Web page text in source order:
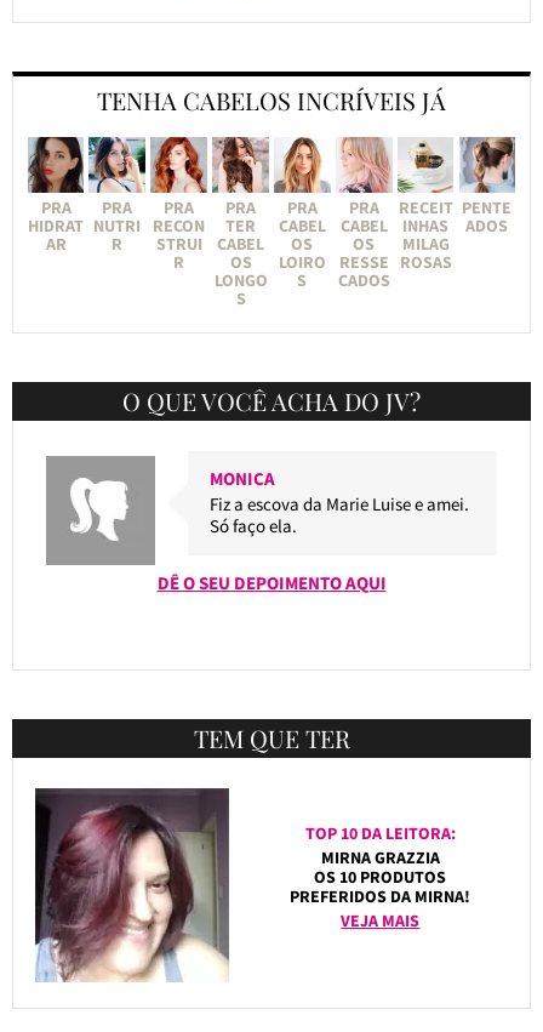
TENHA CABELOS INCRÍVEIS JÁ
PRA
HIDRAT
AR
PRA
NUTRI
R
PRA
RECON
STRUI
R
PRA
TER
CABEL
OS
LONGO
S
PRA
CABEL
OS
LOIRO
S
PRA
CABEL
OS
RESSE
CADOS
RECEIT
INHAS
MILAG
ROSAS
PENTE
ADOS
O QUE VOCÊ ACHA DO JV?
MONICA
Fiz a escova da Marie Luise e amei.
Só faço ela.
DÊ O SEU DEPOIMENTO AQUI
TEM QUE TER
TOP 10 DA LEITORA:
MIRNA GRAZZIA
OS 10 PRODUTOS
PREFERIDOS DA MIRNA!
VEJA MAIS